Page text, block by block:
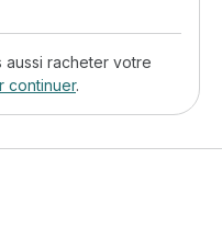
racheter votre
continuer.